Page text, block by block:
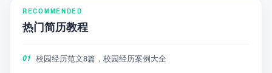
RECOMMENDED
热门简历教程
01 校园经历范文8篇，校园经历案例大全